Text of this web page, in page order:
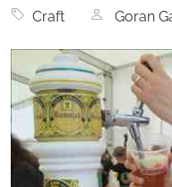
Craft Goran